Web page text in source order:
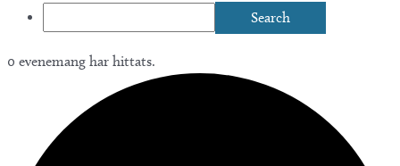
0 evenemang har hittats.